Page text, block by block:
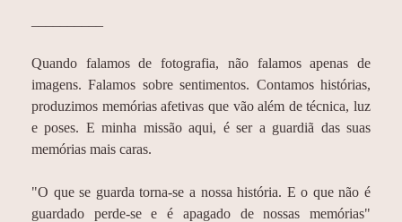
Quando falamos de fotografia, não falamos apenas de
imagens. Falamos sobre sentimentos. Contamos histórias,
produzimos memórias afetivas que vão além de técnica, luz
e poses. E minha missão aqui, é ser a guardiã das suas
memórias mais caras.
"O que se guarda torna-se a nossa história. E o que não é
guardado perde-se e é apagado de nossas memórias"